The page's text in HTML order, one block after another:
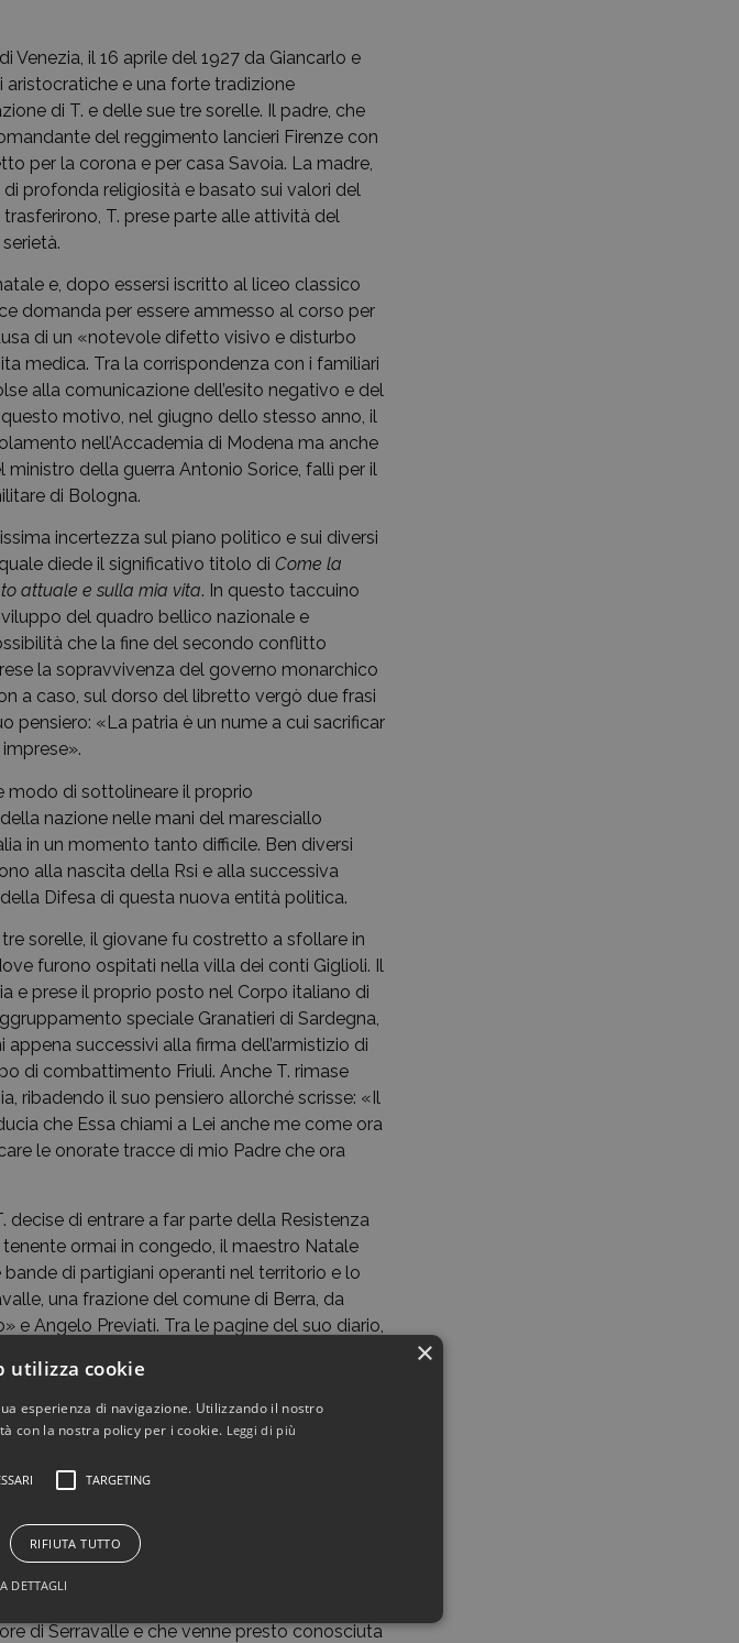
il 16 aprile del 1927 da Giancarlo e
aristocratiche e una forte tradizione
di T. e delle sue tre sorelle. Il padre, che
del reggimento lancieri Firenze con
per la corona e per casa Savoia. La madre,
profonda religiosità e basato sui valori del
T. prese parte alle attività del
e, dopo essersi iscritto al liceo classico
domanda per essere ammesso al corso per
di un «notevole difetto visivo e disturbo
medica. Tra la corrispondenza con i familiari
alla comunicazione dell’esito negativo e del
motivo, nel giugno dello stesso anno, il
nell’Accademia di Modena ma anche
della guerra Antonio Sorice, fallì per il
di Bologna.
incertezza sul piano politico e sui diversi
diede il significativo titolo diCome la
attuale e sulla mia vita. In questo taccuino
del quadro bellico nazionale e
che la fine del secondo conflitto
la sopravvivenza del governo monarchico
a caso, sul dorso del libretto vergò due frasi
pensiero: «La patria è un nume a cui sacrificar
modo di sottolineare il proprio
nazione nelle mani del maresciallo
in un momento tanto difficile. Ben diversi
alla nascita della Rsi e alla successiva
Difesa di questa nuova entità politica.
sorelle, il giovane fu costretto a sfollare in
furono ospitati nella villa dei conti Giglioli. Il
e prese il proprio posto nel Corpo italiano di
speciale Granatieri di Sardegna,
successivi alla firma dell’armistizio di
di combattimento Friuli. Anche T. rimase
ribadendo il suo pensiero allorché scrisse: «Il
che Essa chiami a Lei anche me come ora
le onorate tracce di mio Padre che ora
di entrare a far parte della Resistenza
ormai in congedo, il maestro Natale
di partigiani operanti nel territorio e lo
una frazione del comune di Berra, da
Angelo Previati. Tra le pagine del suo diario,
dedita ad «atti di sabotaggio». È
indicare l’inizio dell’esperienza partigiana
scrivere: «Finalmente ora anche io
affermando, tra l’altro, di essere
di evitare «che fosse sparso ancora
essere».
di Serravalle e che venne presto conosciuta
×
utilizza cookie
esperienza di navigazione. Utilizzando il nostro
con la nostra policy per i cookie. Leggi di più
TARGETING
RIFIUTA TUTTO
DETTAGLI